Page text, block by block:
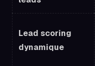
Lead scoring
dynamique